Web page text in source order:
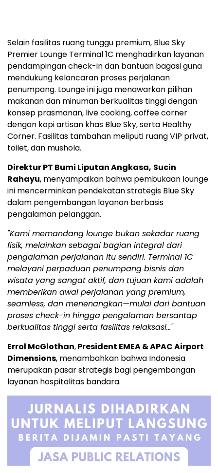
Selain fasilitas ruang tunggu premium, Blue Sky
Premier Lounge Terminal 1C menghadirkan layanan
pendampingan check-in dan bantuan bagasi guna
mendukung kelancaran proses perjalanan
penumpang. Lounge ini juga menawarkan pilihan
makanan dan minuman berkualitas tinggi dengan
konsep prasmanan, live cooking, coffee corner
dengan kopi artisan khas Blue Sky, serta Healthy
Corner. Fasilitas tambahan meliputi ruang VIP privat,
toilet, dan mushola.
Direktur PT Bumi Liputan Angkasa, Sucin
Rahayu, menyampaikan bahwa pembukaan lounge
ini mencerminkan pendekatan strategis Blue Sky
dalam pengembangan layanan berbasis
pengalaman pelanggan.
"Kami memandang lounge bukan sekadar ruang
fisik, melainkan sebagai bagian integral dari
pengalaman perjalanan itu sendiri. Terminal 1C
melayani perpaduan penumpang bisnis dan
wisata yang sangat aktif, dan tujuan kami adalah
memberikan awal perjalanan yang premium,
seamless, dan menenangkan—mulai dari bantuan
proses check-in hingga pengalaman bersantap
berkualitas tinggi serta fasilitas relaksasi…"
Errol McGlothan,President EMEA & APAC Airport
Dimensions, menambahkan bahwa Indonesia
merupakan pasar strategis bagi pengembangan
layanan hospitalitas bandara.